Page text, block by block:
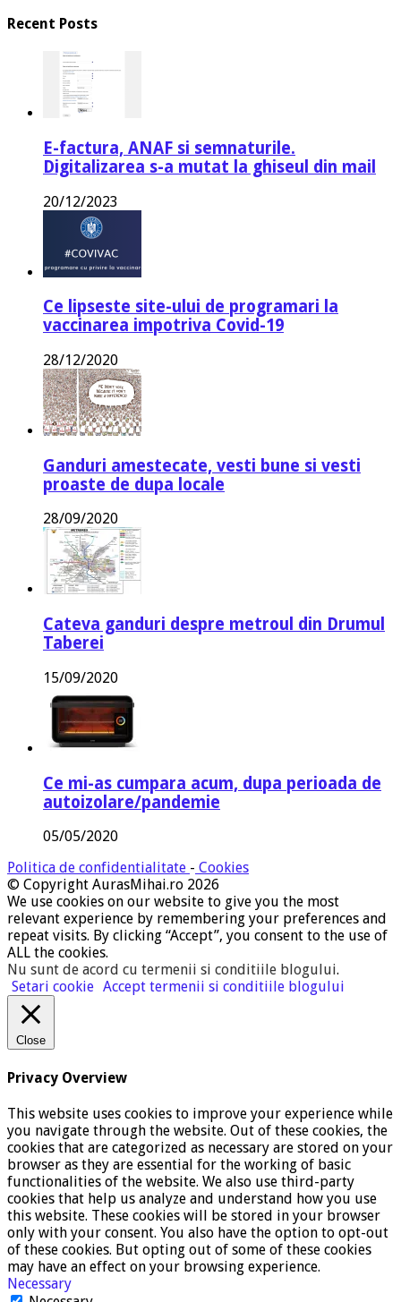
Recent Posts
E-factura, ANAF si semnaturile.
Digitalizarea s-a mutat la ghiseul din mail
20/12/2023
Ce lipseste site-ului de programari la
vaccinarea impotriva Covid-19
28/12/2020
Ganduri amestecate, vesti bune si vesti
proaste de dupa locale
28/09/2020
Cateva ganduri despre metroul din Drumul
Taberei
15/09/2020
Ce mi-as cumpara acum, dupa perioada de
autoizolare/pandemie
05/05/2020
Politica de confidentialitate - Cookies
© Copyright AurasMihai.ro 2026
We use cookies on our website to give you the most
relevant experience by remembering your preferences and
repeat visits. By clicking “Accept”, you consent to the use of
ALL the cookies.
Nu sunt de acord cu termenii si conditiile blogului.
Setari cookie Accept termenii si conditiile blogului
Close
Privacy Overview
This website uses cookies to improve your experience while
you navigate through the website. Out of these cookies, the
cookies that are categorized as necessary are stored on your
browser as they are essential for the working of basic
functionalities of the website. We also use third-party
cookies that help us analyze and understand how you use
this website. These cookies will be stored in your browser
only with your consent. You also have the option to opt-out
of these cookies. But opting out of some of these cookies
may have an effect on your browsing experience.
Necessary